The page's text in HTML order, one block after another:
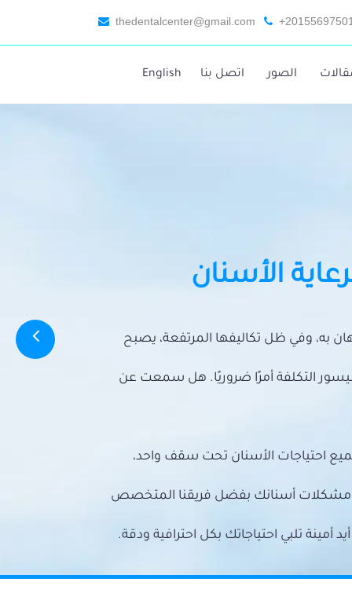
thedentalcenter@gmail.com
الصور اتصل بنا English
الأسنان
به، وفي ظل تكاليفها المرتفعة، يصبح
التكلفة أمرًا ضروريًا. هل سمعت عن
احتياجات الأسنان تحت سقف واحد،
مشكلات أسنانك بفضل فريقنا المتخصص
تلبي احتياجاتك بكل احترافية ودقة.